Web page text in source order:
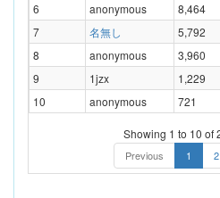
6
anonymous 8,464
7
名無し 5,792
8
anonymous 3,960
9
1jzx 1,229
10
anonymous 721
Showing 1 to 10 of
Previous 1 2